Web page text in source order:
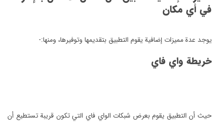
في أي مكان
يوجد عدة مميزات إضافية يقوم التطبيق بتقديمها وتوفيرها، ومنها:-
خريطة واي فاي
حيث أن التطبيق يقوم بعرض شبكات الواي فاي التي تكون قريبة تستطيع أن